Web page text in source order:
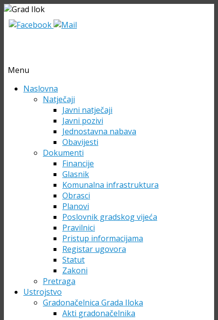
Menu
Skip Naslovna
Natječaji
Javni natječaji
Javni pozivi
Jednostavna nabava
Obavijesti
Dokumenti
Financije
Glasnik
Komunalna infrastruktura
Obrasci
Planovi
Poslovnik gradskog vijeća
Pravilnici
Pristup informacijama
Registar ugovora
Statut
Zakoni
Pretraga
Ustrojstvo
Gradonačelnica Grada Iloka
Akti gradonačelnika